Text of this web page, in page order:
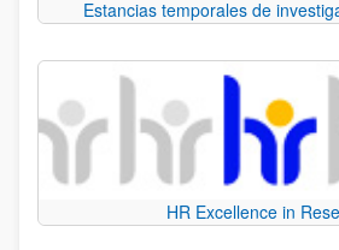
Estancias temporales de
HR Excellence in